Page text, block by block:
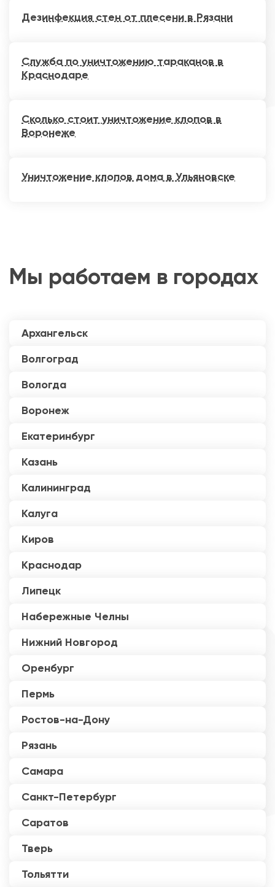
Дезинфекция стен от плесени в Рязани
Служба по уничтожению тараканов в
Краснодаре
Сколько стоит уничтожение клопов в
Воронеже
Уничтожение клопов дома в Ульяновске
Мы работаем в городах
Архангельск
Волгоград
Вологда
Воронеж
Екатеринбург
Казань
Калининград
Калуга
Киров
Краснодар
Липецк
Набережные Челны
Нижний Новгород
Оренбург
Пермь
Ростов-на-Дону
Рязань
Самара
Санкт-Петербург
Саратов
Тверь
Тольятти